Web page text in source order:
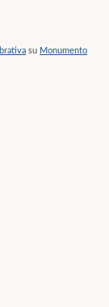
su Monumento